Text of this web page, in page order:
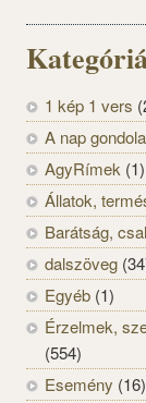
1 kép 1 vers
A nap
AgyRímek (1)
Állatok,
Barátság,
dalszöveg
Egyéb (1)
Érzelmek,
(554)
Esemény (16)